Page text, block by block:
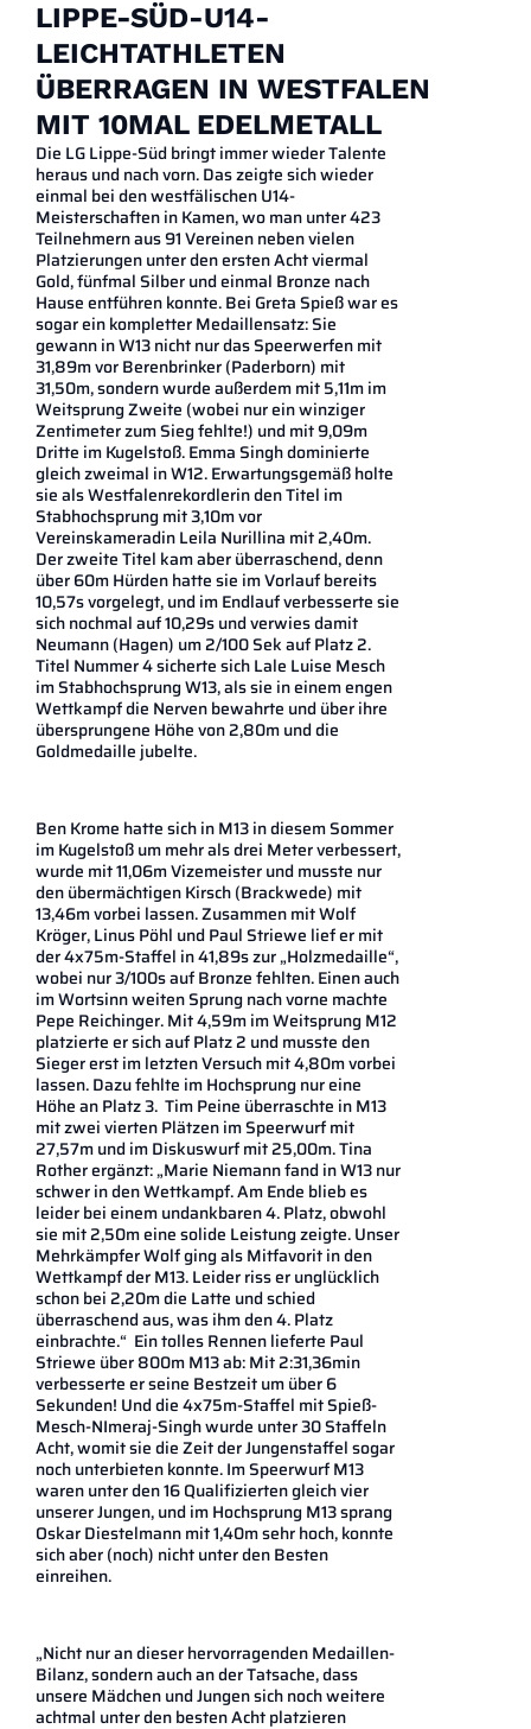
LIPPE-SÜD-U14-
LEICHTATHLETEN
ÜBERRAGEN IN WESTFALEN
MIT 10MAL EDELMETALL
Die LG Lippe-Süd bringt immer wieder Talente
heraus und nach vorn. Das zeigte sich wieder
einmal bei den westfälischen U14-
Meisterschaften in Kamen, wo man unter 423
Teilnehmern aus 91 Vereinen neben vielen
Platzierungen unter den ersten Acht viermal
Gold, fünfmal Silber und einmal Bronze nach
Hause entführen konnte. Bei Greta Spieß war es
sogar ein kompletter Medaillensatz: Sie
gewann in W13 nicht nur das Speerwerfen mit
31,89m vor Berenbrinker (Paderborn) mit
31,50m, sondern wurde außerdem mit 5,11m im
Weitsprung Zweite (wobei nur ein winziger
Zentimeter zum Sieg fehlte!) und mit 9,09m
Dritte im Kugelstoß. Emma Singh dominierte
gleich zweimal in W12. Erwartungsgemäß holte
sie als Westfalenrekordlerin den Titel im
Stabhochsprung mit 3,10m vor
Vereinskameradin Leila Nurillina mit 2,40m.
Der zweite Titel kam aber überraschend, denn
über 60m Hürden hatte sie im Vorlauf bereits
10,57s vorgelegt, und im Endlauf verbesserte sie
sich nochmal auf 10,29s und verwies damit
Neumann (Hagen) um 2/100 Sek auf Platz 2.
Titel Nummer 4 sicherte sich Lale Luise Mesch
im Stabhochsprung W13, als sie in einem engen
Wettkampf die Nerven bewahrte und über ihre
übersprungene Höhe von 2,80m und die
Goldmedaille jubelte.
Ben Krome hatte sich in M13 in diesem Sommer
im Kugelstoß um mehr als drei Meter verbessert,
wurde mit 11,06m Vizemeister und musste nur
den übermächtigen Kirsch (Brackwede) mit
13,46m vorbei lassen. Zusammen mit Wolf
Kröger, Linus Pöhl und Paul Striewe lief er mit
der 4x75m-Staffel in 41,89s zur „Holzmedaille“,
wobei nur 3/100s auf Bronze fehlten. Einen auch
im Wortsinn weiten Sprung nach vorne machte
Pepe Reichinger. Mit 4,59m im Weitsprung M12
platzierte er sich auf Platz 2 und musste den
Sieger erst im letzten Versuch mit 4,80m vorbei
lassen. Dazu fehlte im Hochsprung nur eine
Höhe an Platz 3. Tim Peine überraschte in M13
mit zwei vierten Plätzen im Speerwurf mit
27,57m und im Diskuswurf mit 25,00m. Tina
Rother ergänzt: „Marie Niemann fand in W13 nur
schwer in den Wettkampf. Am Ende blieb es
leider bei einem undankbaren 4. Platz, obwohl
sie mit 2,50m eine solide Leistung zeigte. Unser
Mehrkämpfer Wolf ging als Mitfavorit in den
Wettkampf der M13. Leider riss er unglücklich
schon bei 2,20m die Latte und schied
überraschend aus, was ihm den 4. Platz
einbrachte.“ Ein tolles Rennen lieferte Paul
Striewe über 800m M13 ab: Mit 2:31,36min
verbesserte er seine Bestzeit um über 6
Sekunden! Und die 4x75m-Staffel mit Spieß-
Mesch-NImeraj-Singh wurde unter 30 Staffeln
Acht, womit sie die Zeit der Jungenstaffel sogar
noch unterbieten konnte. Im Speerwurf M13
waren unter den 16 Qualifizierten gleich vier
unserer Jungen, und im Hochsprung M13 sprang
Oskar Diestelmann mit 1,40m sehr hoch, konnte
sich aber (noch) nicht unter den Besten
einreihen.
„Nicht nur an dieser hervorragenden Medaillen-
Bilanz, sondern auch an der Tatsache, dass
unsere Mädchen und Jungen sich noch weitere
achtmal unter den besten Acht platzieren